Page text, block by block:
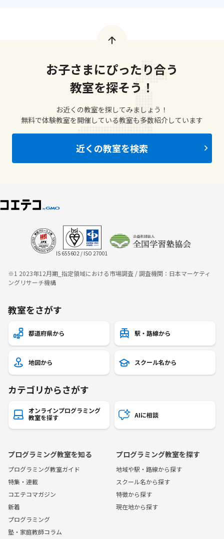
お子さまにぴったり合う
教室を探そう！
お近くの教室を探してみましょう！
無料で体験教室を開催している教室も多数紹介しています
近くの教室を検索
IS 655602 / ISO 27001
※1 2023年12月期_指定領域における市場調査 / 調査機関：日本マーケティ
ングリサーチ機構
教室をさがす
都道府県から 駅・路線から
地図から スクール名から
カテゴリからさがす
オンラインプログラミング
教室を探す
AIに相談
プログラミング教室を知る
プログラミング教室ガイド
特集・連載
コエテコマガジン
新着
プログラミング
塾・家庭教師コラム
プログラミング教室を探す
地域や駅・路線から探す
スクール名から探す
特徴から探す
現在地から探す